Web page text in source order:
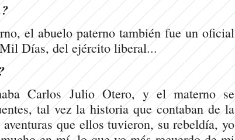
el abuelo paterno también fue un oficial
Días, del ejército liberal...
Carlos Julio Otero, y el materno se
tal vez la historia que contaban de la
que ellos tuvieron, su rebeldía, yo